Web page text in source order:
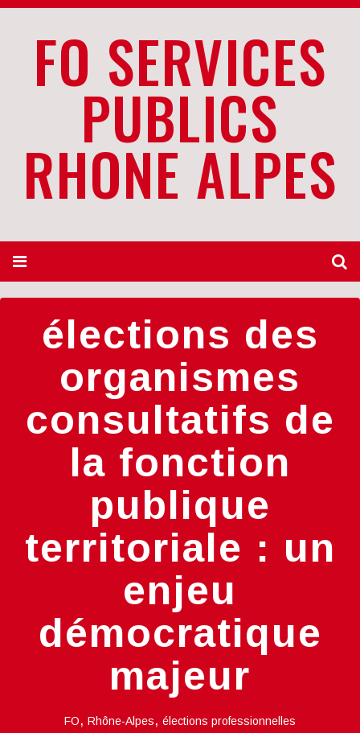
FO SERVICES
PUBLICS
RHONE ALPES
élections des
organismes
consultatifs de
la fonction
publique
territoriale : un
enjeu
démocratique
majeur
FO, Rhône-Alpes, élections professionnelles